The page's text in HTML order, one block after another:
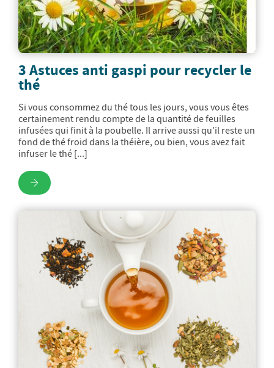
3 Astuces anti gaspi pour recycler le
thé
Si vous consommez du thé tous les jours, vous vous êtes
certainement rendu compte de la quantité de feuilles
infusées qui finit à la poubelle. Il arrive aussi qu’il reste un
fond de thé froid dans la théière, ou bien, vous avez fait
infuser le thé [...]